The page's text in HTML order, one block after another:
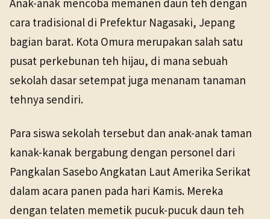
8 Mei 2026
Pranala sumber asli tidak lagi tersedia. Versi arsip
cara tradisional di Prefektur Nagasaki, Jepang
bagian barat. Kota Omura merupakan salah satu
pusat perkebunan teh hijau, di mana sebuah
sekolah dasar setempat juga menanam tanaman
tehnya sendiri.
Para siswa sekolah tersebut dan anak-anak taman
kanak-kanak bergabung dengan personel dari
Pangkalan Sasebo Angkatan Laut Amerika Serikat
dalam acara panen pada hari Kamis. Mereka
dengan telaten memetik pucuk-pucuk daun teh